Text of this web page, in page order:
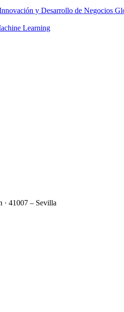
y Desarrollo de Negocios
Learning
· 41007 – Sevilla